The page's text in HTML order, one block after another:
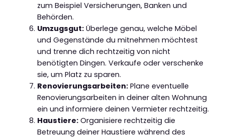
zum Beispiel Versicherungen, Banken und
Behörden.
Umzugsgut:Überlege genau, welche Möbel
und Gegenstände du mitnehmen möchtest
und trenne dich rechtzeitig von nicht
benötigten Dingen. Verkaufe oder verschenke
sie, um Platz zu sparen.
Renovierungsarbeiten:Plane eventuelle
Renovierungsarbeiten in deiner alten Wohnung
ein und informiere deinen Vermieter rechtzeitig.
Haustiere:Organisiere rechtzeitig die
Betreuung deiner Haustiere während des